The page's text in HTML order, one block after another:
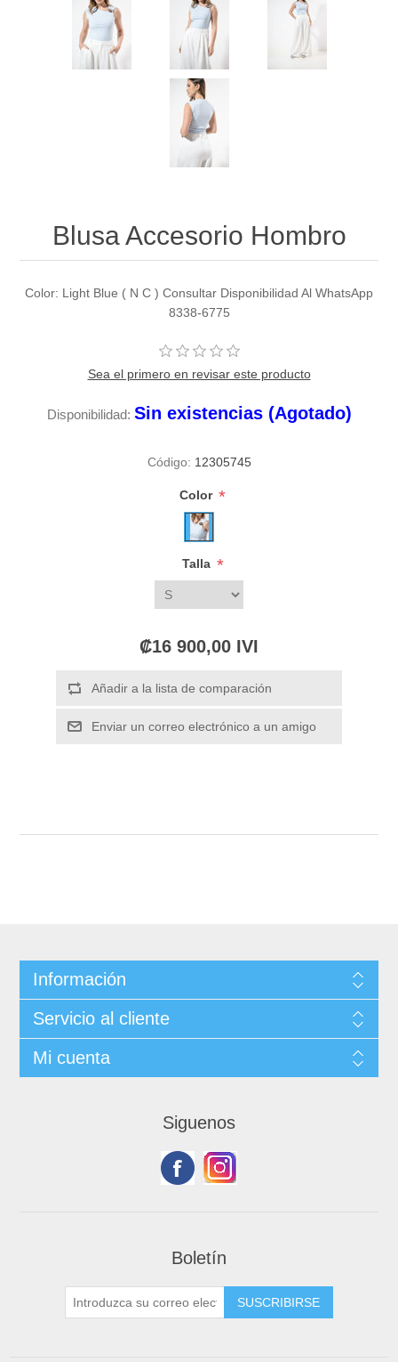
Blusa Accesorio Hombro
Color: Light Blue ( N C ) Consultar Disponibilidad Al WhatsApp
8338-6775
Sea el primero en revisar este producto
Disponibilidad: Sin existencias (Agotado)
Código: 12305745
Color *
Talla *
₡16 900,00 IVI
Información
Servicio al cliente
Mi cuenta
Siguenos
Boletín